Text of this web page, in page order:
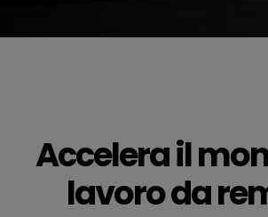
Accelera il
lavoro da